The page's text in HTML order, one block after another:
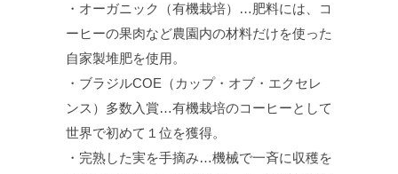
・オーガニック（有機栽培）…肥料には、コ
ーヒーの果肉など農園内の材料だけを使った
自家製堆肥を使用。
・ブラジルCOE（カップ・オブ・エクセレ
ンス）多数入賞…有機栽培のコーヒーとして
世界で初めて１位を獲得。
・完熟した実を手摘み…機械で一斉に収穫を